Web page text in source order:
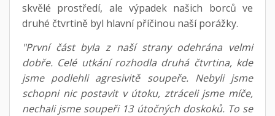
skvělé prostředí, ale výpadek našich borců ve
druhé čtvrtině byl hlavní příčinou naší porážky.
"První část byla z naší strany odehrána velmi
dobře. Celé utkání rozhodla druhá čtvrtina, kde
jsme podlehli agresivitě soupeře. Nebyli jsme
schopni nic postavit v útoku, ztráceli jsme míče,
nechali jsme soupeři 13 útočných doskoků. To se